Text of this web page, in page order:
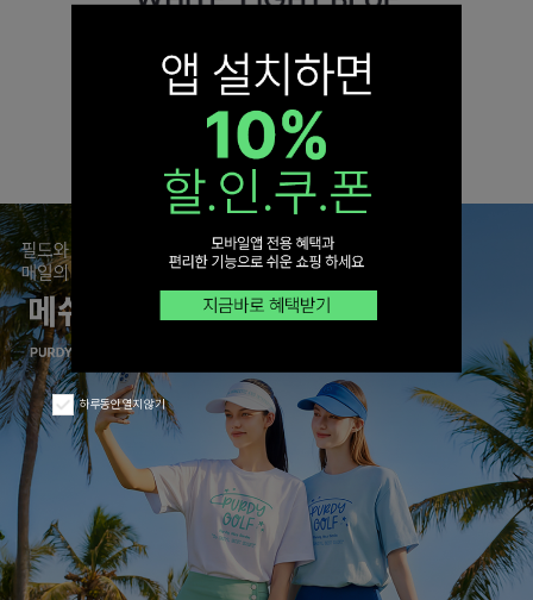
하루동안 열지 않기